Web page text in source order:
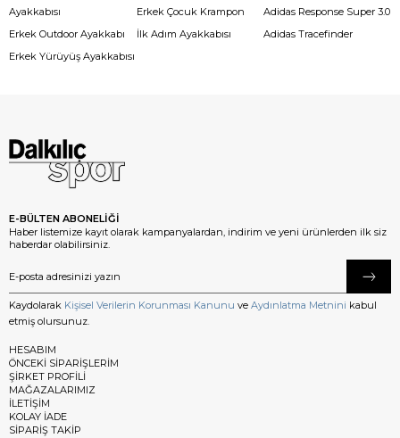
Ayakkabısı
Erkek Outdoor Ayakkabı
Erkek Yürüyüş Ayakkabısı
Erkek Çocuk Krampon
İlk Adım Ayakkabısı
Adidas Response Super 3.0
Adidas Tracefinder
E-BÜLTEN ABONELİĞİ
Haber listemize kayıt olarak kampanyalardan, indirim ve yeni ürünlerden ilk siz
haberdar olabilirsiniz.
Kaydolarak Kişisel Verilerin Korunması Kanunu ve Aydınlatma Metnini kabul
etmiş olursunuz.
HESABIM
ÖNCEKİ SİPARİŞLERİM
ŞİRKET PROFİLİ
MAĞAZALARIMIZ
İLETİŞİM
KOLAY İADE
SİPARİŞ TAKİP